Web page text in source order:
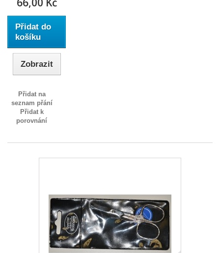
Přidat do
košíku
Zobrazit
Přidat na
seznam přání
Přidat k
porovnání